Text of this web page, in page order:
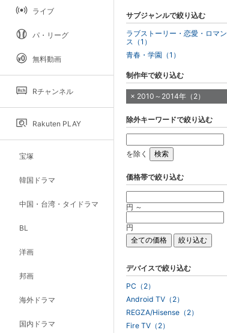
ライブ
パ・リーグ
無料動画
Rチャンネル
Rakuten PLAY
宝塚
韓国ドラマ
中国・台湾・タイドラマ
BL
洋画
邦画
海外ドラマ
国内ドラマ
サブジャンルで絞り込む
ラブストーリー・恋愛・ロマン
ス（1）
青春・学園（1）
制作年で絞り込む
2010～2014年（2）
除外キーワードで絞り込む
を除く
価格帯で絞り込む
円 ～
円
デバイスで絞り込む
PC（2）
Android TV（2）
REGZA/Hisense（2）
Fire TV（2）